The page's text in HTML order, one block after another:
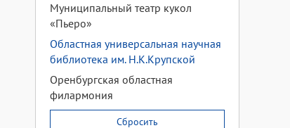
Муниципальный театр кукол
«Пьеро»
Областная универсальная научная
библиотека им. Н.К.Крупской
Оренбургская областная
филармония
Сбросить